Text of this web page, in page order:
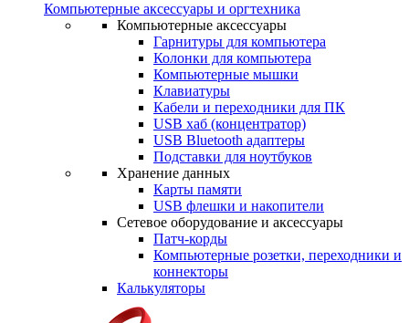
Компьютерные аксессуары и оргтехника
Компьютерные аксессуары
Гарнитуры для компьютера
Колонки для компьютера
Компьютерные мышки
Клавиатуры
Кабели и переходники для ПК
USB хаб (концентратор)
USB Bluetooth адаптеры
Подставки для ноутбуков
Хранение данных
Карты памяти
USB флешки и накопители
Сетевое оборудование и аксессуары
Патч-корды
Компьютерные розетки, переходники и
коннекторы
Калькуляторы